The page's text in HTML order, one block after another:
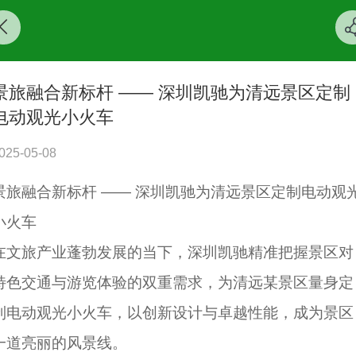
旅融合新标杆 —— 深圳凯驰为清远景区定制
动观光小火车
05-08
旅融合新标杆 —— 深圳凯驰为清远景区定制电动观
火车
文旅产业蓬勃发展的当下，深圳凯驰精准把握景区对
色交通与游览体验的双重需求，为清远某景区量身定
电动观光小火车，以创新设计与卓越性能，成为景区
道亮丽的风景线。